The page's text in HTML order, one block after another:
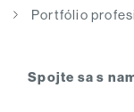
Portfólio
Spojte sa s